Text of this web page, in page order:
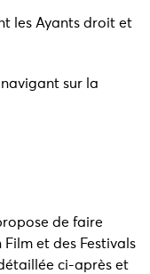
les Ayants droit et
sur la
de faire
Film et des Festivals
ci-après et